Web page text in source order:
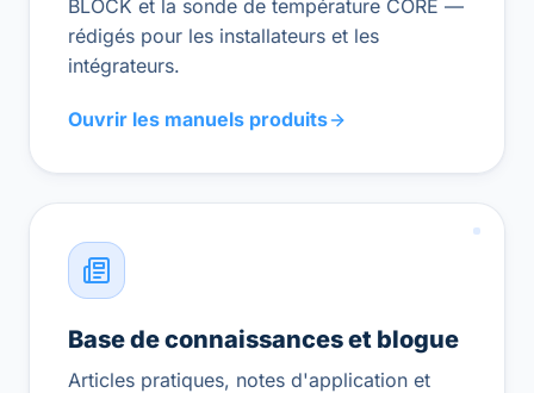
BLOCK et la sonde de température CORE —
rédigés pour les installateurs et les
intégrateurs.
Ouvrir les manuels produits
Base de connaissances et blogue
Articles pratiques, notes d'application et